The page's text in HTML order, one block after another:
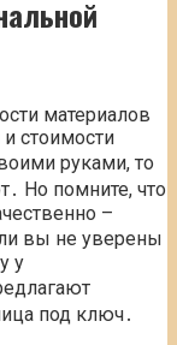
материалов
стоимости
руками, то
Но помните, что
–
вы не уверены
у
под ключ․